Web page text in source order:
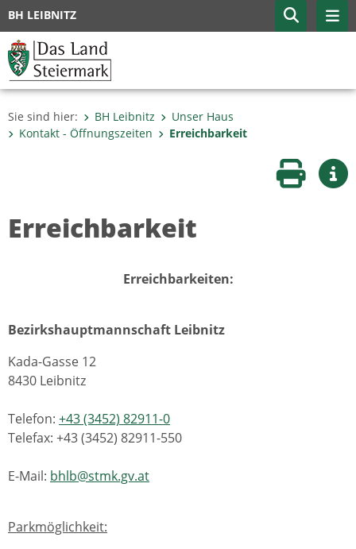
BH LEIBNITZ
Sie sind hier: BH Leibnitz
Unser Haus
Kontakt - Öffnungszeiten
Erreichbarkeit
Seite
Erreichbarkeit
Erreichbarkeiten:
Bezirkshauptmannschaft Leibnitz
Kada-Gasse 12
8430 Leibnitz
Telefon: +43 (3452) 82911-0
Telefax: +43 (3452) 82911-550
E-Mail: bhlb@stmk.gv.at
Parkmöglichkeit: